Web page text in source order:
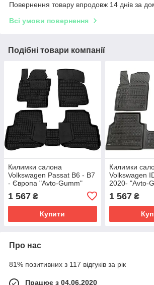
Повернення товару впродовж 14 днів за
Всі умови повернення
Подібні товари компанії
Килимки салона
Volkswagen Passat B6 - B7
- Європа "Avto-Gumm"
1 567 ₴
Купити
Килимки
Volkswagen
2020- "Avto-
1 567₴
Про нас
81% позитивних з 117 відгуків за рік
Працює з 04.06.2020